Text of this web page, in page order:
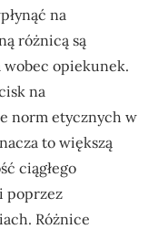
na
różnicą są
wobec opiekunek.
na
norm etycznych w
to większą
ciągłego
poprzez
Różnice